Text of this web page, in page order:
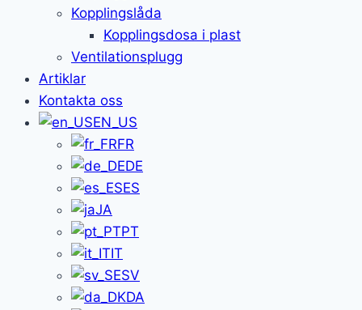
Kopplingslåda
Kopplingsdosa i plast
Ventilationsplugg
Artiklar
Kontakta oss
EN_US
FR
DE
ES
JA
PT
IT
SV
DA